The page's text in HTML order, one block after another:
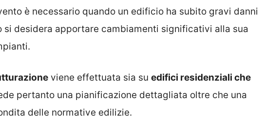
è necessario quando un edificio ha subito gravi danni
si desidera apportare cambiamenti significativi alla sua
viene effettuata sia su edifici residenziali che
pertanto una pianificazione dettagliata oltre che una
delle normative edilizie.